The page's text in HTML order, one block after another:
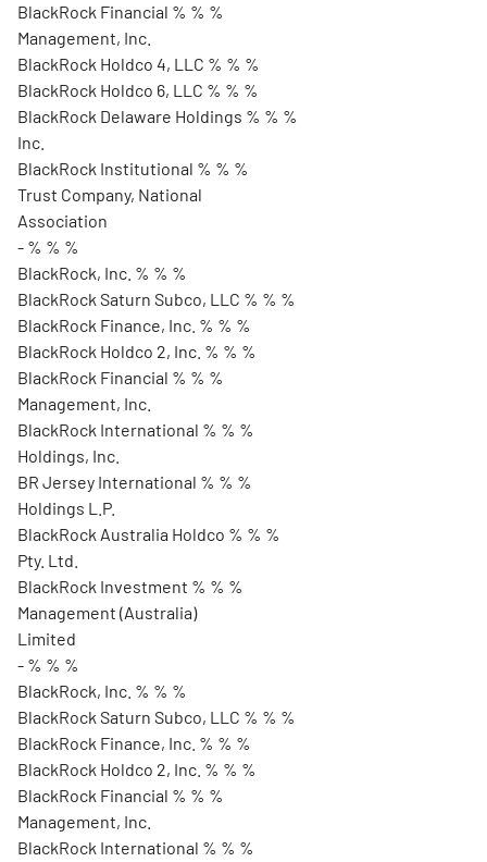
BlackRock Financial % % %
Management, Inc.
BlackRock Holdco 4, LLC % % %
BlackRock Holdco 6, LLC % % %
BlackRock Delaware Holdings % % %
Inc.
BlackRock Institutional % % %
Trust Company, National
Association
- % % %
BlackRock, Inc. % % %
BlackRock Saturn Subco, LLC % % %
BlackRock Finance, Inc. % % %
BlackRock Holdco 2, Inc. % % %
BlackRock Financial % % %
Management, Inc.
BlackRock International % % %
Holdings, Inc.
BR Jersey International % % %
Holdings L.P.
BlackRock Australia Holdco % % %
Pty. Ltd.
BlackRock Investment % % %
Management (Australia)
Limited
- % % %
BlackRock, Inc. % % %
BlackRock Saturn Subco, LLC % % %
BlackRock Finance, Inc. % % %
BlackRock Holdco 2, Inc. % % %
BlackRock Financial % % %
Management, Inc.
BlackRock International % % %